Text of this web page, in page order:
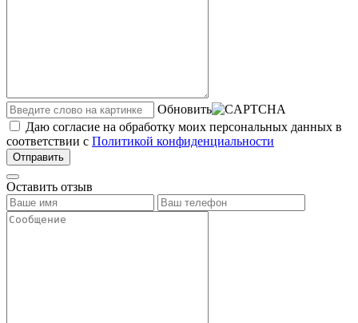
Обновить
Даю согласие на обработку моих персональных данных в
соответствии с Политикой конфиденциальности
Отправить
Оставить отзыв